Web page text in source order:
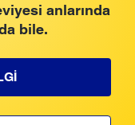
anlarında
bile.